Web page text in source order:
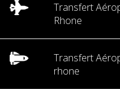
Transfert
Rhone
Transfert
rhone